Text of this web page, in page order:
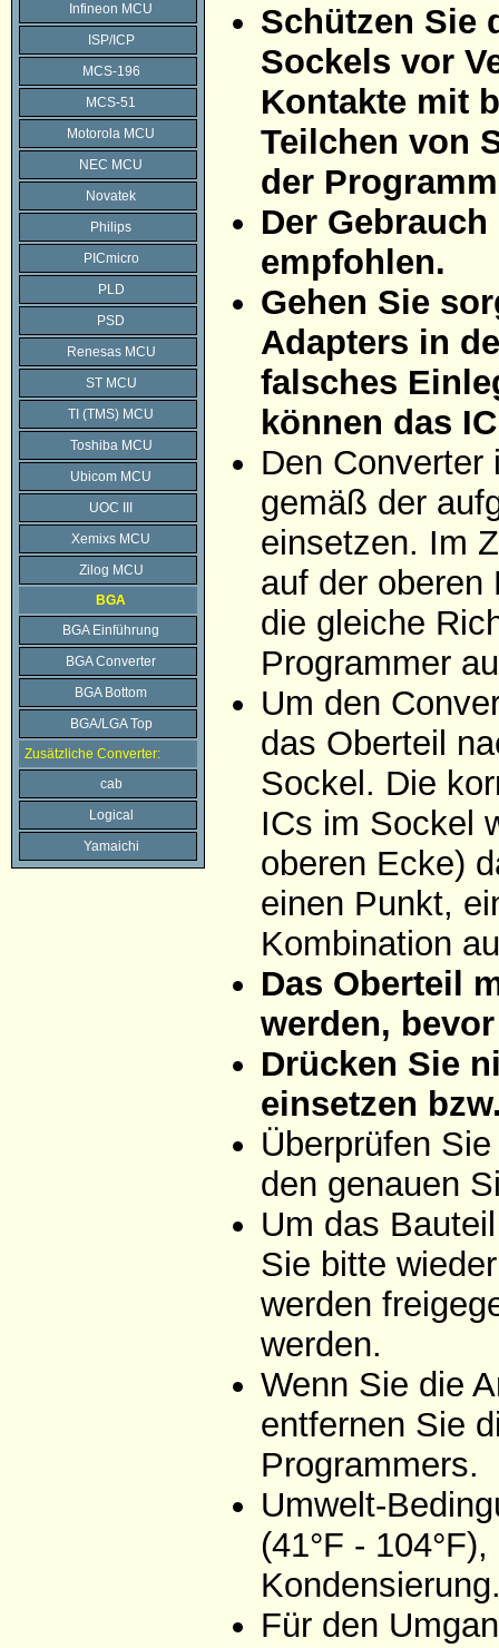
Infineon MCU
ISP/ICP
MCS-196
MCS-51
Motorola MCU
NEC MCU
Novatek
Philips
PICmicro
PLD
PSD
Renesas MCU
ST MCU
TI (TMS) MCU
Toshiba MCU
Ubicom MCU
UOC III
Xemixs MCU
Zilog MCU
BGA
BGA Einführung
BGA Converter
BGA Bottom
BGA/LGA Top
Zusätzliche Converter:
cab
Logical
Yamaichi
Schützen Sie
Sockels vor
Kontakte mit
Teilchen von
der
Der
empfohlen.
Gehen Sie
Adapters in
falsches
können das
Den
gemäß der
einsetzen. Im
auf der
die gleiche
Programmer
Um den
das Oberteil
Sockel. Die
ICs im Sockel
oberen Ecke)
einen Punkt,
Kombination
Das Oberteil
werden,
Drücken Sie
einsetzen
Überprüfen
den genauen
Um das
Sie bitte
werden
werden.
Wenn Sie die
entfernen Sie
Programmers.
Umwelt-
(41°F -
Für den